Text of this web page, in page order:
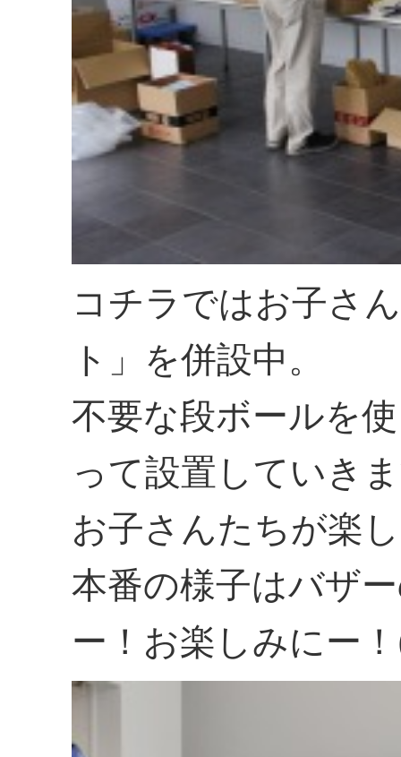
コチラではお子さ
ト」を併設中。
不要な段ボールを
って設置していき
お子さんたちが楽
本番の様子はバザ
ー！お楽しみにー